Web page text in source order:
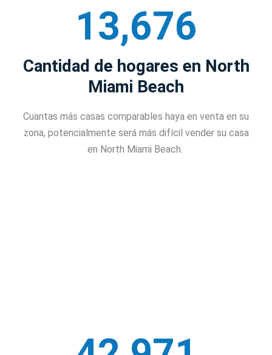
13,676
Cantidad de hogares en North
Miami Beach
Cuantas más casas comparables haya en venta en su
zona, potencialmente será más difícil vender su casa
en North Miami Beach.